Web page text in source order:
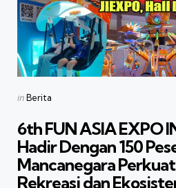
Categories
Posted
inBerita
6th FUN ASIA EXPO
Hadir Dengan 150
Mancanegara
Rekreasi dan